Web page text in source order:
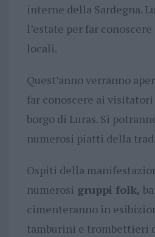
interne della Sardegna.
l’estate per far
locali.
Quest’anno verranno
far conoscere ai
borgo di Luras. Si
numerosi piatti della
Ospiti della
numerosi gruppi folk,
cimenteranno in
tamburini e trombettieri